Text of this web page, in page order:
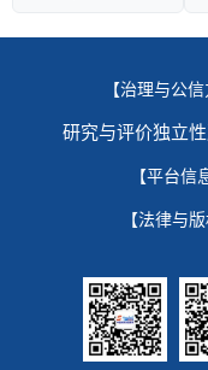
【治理与公信
研究与评价独立
【平台信
【法律与